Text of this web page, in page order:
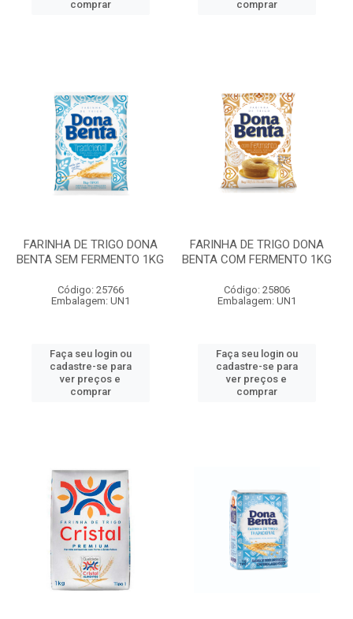
comprar
comprar
FARINHA DE TRIGO DONA
BENTA SEM FERMENTO 1KG
Código: 25766
Embalagem: UN1
Faça seu login ou
cadastre-se para
ver preços e
comprar
FARINHA DE TRIGO DONA
BENTA COM FERMENTO 1KG
Código: 25806
Embalagem: UN1
Faça seu login ou
cadastre-se para
ver preços e
comprar